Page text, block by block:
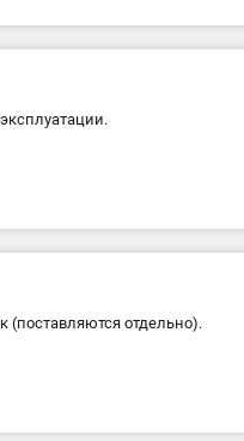
(поставляются отдельно).